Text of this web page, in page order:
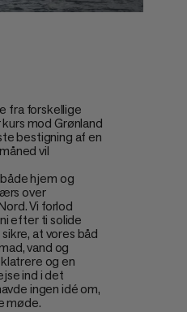
fra forskellige
mod Grønland
bestigning af en
vil
hjem og
over
Vi forlod
efter ti solide
at vores båd
vand og
og en
ind i det
ingen idé om,
møde.